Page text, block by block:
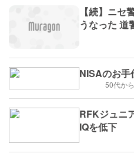
【続】ニセ
うなった 道
NISAのお手
50代か
RFKジュニ
IQを低下